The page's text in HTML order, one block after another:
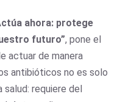
ahora: protege
futuro”, pone el
actuar de manera
antibióticos no es solo
requiere del